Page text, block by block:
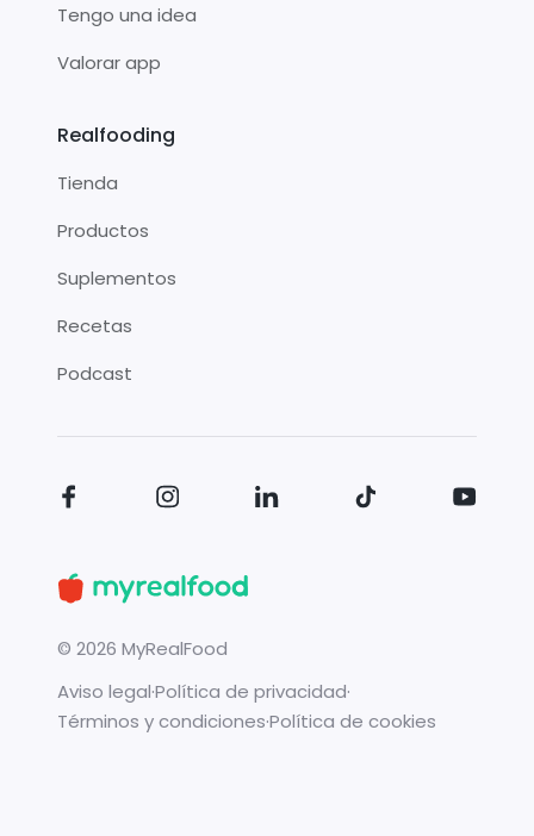
Tengo una idea
Valorar app
Realfooding
Tienda
Productos
Suplementos
Recetas
Podcast
© 2026 MyRealFood
Aviso legal·Política de privacidad·
Términos y condiciones·Política de cookies